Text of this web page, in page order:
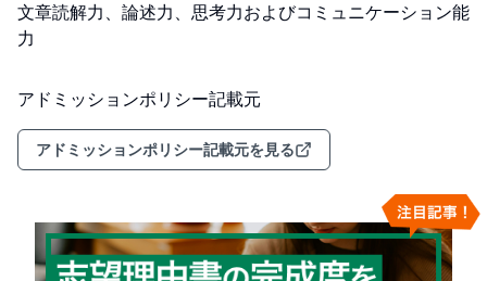
文章読解力、論述力、思考力およびコミュニケーション能
力
アドミッションポリシー記載元
アドミッションポリシー記載元を見る